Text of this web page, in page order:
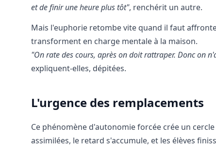
et de finir une heure plus tôt", renchérit un autre.
Mais l'euphorie retombe vite quand il faut
transforment en charge mentale à la maison.
"On rate des cours, après on doit rattraper. Donc on
expliquent-elles, dépitées.
L'urgence des remplacements
Ce phénomène d'autonomie forcée crée un
assimilées, le retard s'accumule, et les élèves